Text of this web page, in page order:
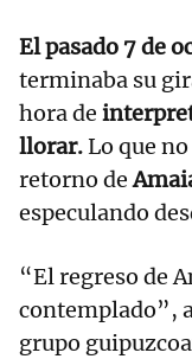
El pasado 7 de
terminaba su
hora de
llorar.Lo que
retorno de
especulando
“El regreso de
contemplado”,
grupo